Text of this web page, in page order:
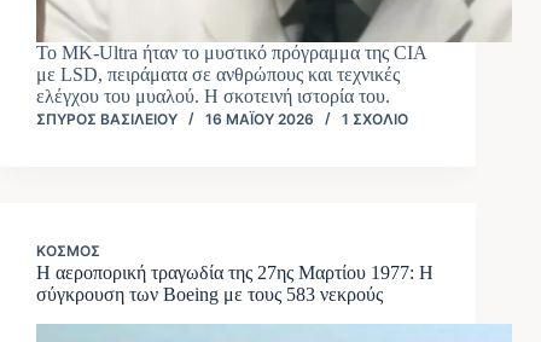
Το MK-Ultra ήταν το μυστικό πρόγραμμα της CIA
με LSD, πειράματα σε ανθρώπους και τεχνικές
ελέγχου του μυαλού. Η σκοτεινή ιστορία του.
ΣΠΎΡΟΣ ΒΑΣΙΛΕΊΟΥ 16 ΜΑΪ́ΟΥ 2026 1 ΣΧΌΛΙΟ
ΚΌΣΜΟΣ
Η αεροπορική τραγωδία της 27ης Μαρτίου 1977: Η
σύγκρουση των Boeing με τους 583 νεκρούς